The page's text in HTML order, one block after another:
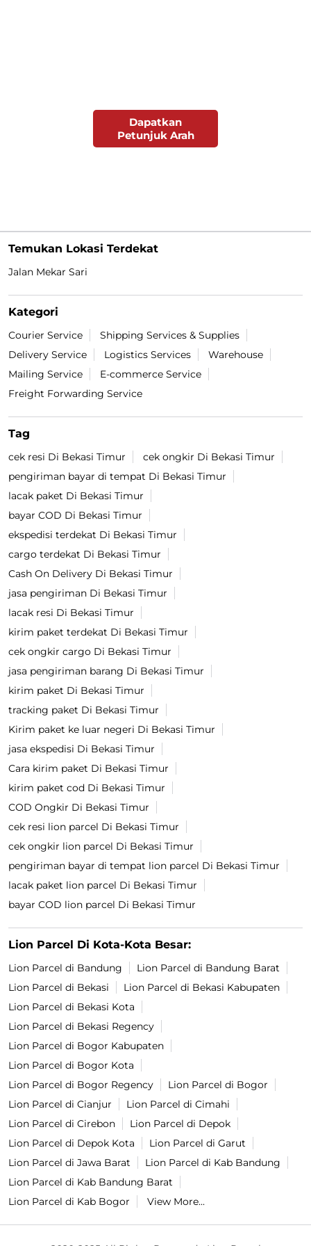
Dapatkan
Petunjuk Arah
Temukan Lokasi Terdekat
Jalan Mekar Sari
Kategori
Courier Service
Shipping Services & Supplies
Delivery Service
Logistics Services
Warehouse
Mailing Service
E-commerce Service
Freight Forwarding Service
Tag
cek resi Di Bekasi Timur
cek ongkir Di Bekasi Timur
pengiriman bayar di tempat Di Bekasi Timur
lacak paket Di Bekasi Timur
bayar COD Di Bekasi Timur
ekspedisi terdekat Di Bekasi Timur
cargo terdekat Di Bekasi Timur
Cash On Delivery Di Bekasi Timur
jasa pengiriman Di Bekasi Timur
lacak resi Di Bekasi Timur
kirim paket terdekat Di Bekasi Timur
cek ongkir cargo Di Bekasi Timur
jasa pengiriman barang Di Bekasi Timur
kirim paket Di Bekasi Timur
tracking paket Di Bekasi Timur
Kirim paket ke luar negeri Di Bekasi Timur
jasa ekspedisi Di Bekasi Timur
Cara kirim paket Di Bekasi Timur
kirim paket cod Di Bekasi Timur
COD Ongkir Di Bekasi Timur
cek resi lion parcel Di Bekasi Timur
cek ongkir lion parcel Di Bekasi Timur
pengiriman bayar di tempat lion parcel Di Bekasi Timur
lacak paket lion parcel Di Bekasi Timur
bayar COD lion parcel Di Bekasi Timur
Lion Parcel Di Kota-Kota Besar:
Lion Parcel di Bandung
Lion Parcel di Bandung Barat
Lion Parcel di Bekasi
Lion Parcel di Bekasi Kabupaten
Lion Parcel di Bekasi Kota
Lion Parcel di Bekasi Regency
Lion Parcel di Bogor Kabupaten
Lion Parcel di Bogor Kota
Lion Parcel di Bogor Regency
Lion Parcel di Bogor
Lion Parcel di Cianjur
Lion Parcel di Cimahi
Lion Parcel di Cirebon
Lion Parcel di Depok
Lion Parcel di Depok Kota
Lion Parcel di Garut
Lion Parcel di Jawa Barat
Lion Parcel di Kab Bandung
Lion Parcel di Kab Bandung Barat
Lion Parcel di Kab Bogor
View More...